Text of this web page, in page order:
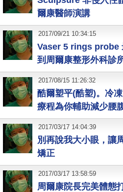
爾康醫師演講
Vaser 5 rings probe
到周爾康整形外科診
2017/09/21 10:34:15
酷爾塑平(酷塑)。冷
療程為你輔助減少腰
2017/08/15 11:26:32
別再說我大小眼，讓
矯正
2017/03/17 14:04:39
周爾康院長完美體態
2017/03/17 13:58:59